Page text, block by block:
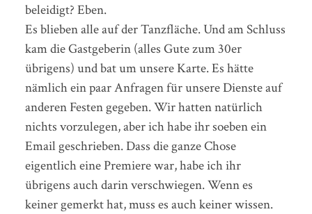
beleidigt? Eben.
Es blieben alle auf der Tanzfläche. Und am Schluss
kam die Gastgeberin (alles Gute zum 30er
übrigens) und bat um unsere Karte. Es hätte
nämlich ein paar Anfragen für unsere Dienste auf
anderen Festen gegeben. Wir hatten natürlich
nichts vorzulegen, aber ich habe ihr soeben ein
Email geschrieben. Dass die ganze Chose
eigentlich eine Premiere war, habe ich ihr
übrigens auch darin verschwiegen. Wenn es
keiner gemerkt hat, muss es auch keiner wissen.